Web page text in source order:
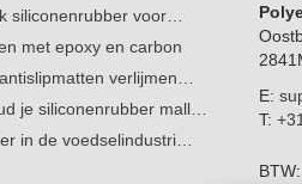
siliconenrubber voor…
met epoxy en carbon
verlijmen…
je siliconenrubber mall…
in de voedselindustri…
E:
T:
BTW: